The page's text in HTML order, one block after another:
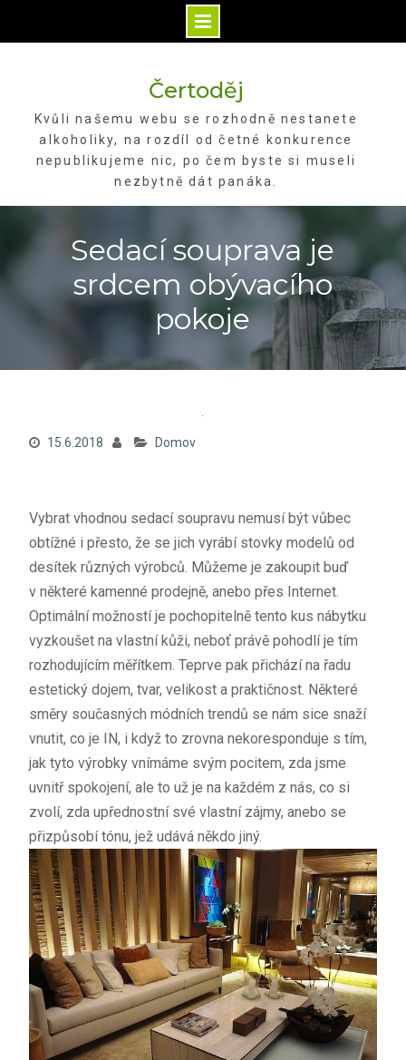
Čertoděj
Kvůli našemu webu se rozhodně nestanete
alkoholiky, na rozdíl od četné konkurence
nepublikujeme nic, po čem byste si museli
nezbytně dát panáka.
Sedací souprava je
srdcem obývacího
pokoje
15.6.2018 Domov
Vybrat vhodnou sedací soupravu nemusí být vůbec
obtížné i přesto, že se jich vyrábí stovky modelů od
desítek různých výrobců. Můžeme je zakoupit buď
v některé kamenné prodejně, anebo přes Internet.
Optimální možností je pochopitelně tento kus nábytku
vyzkoušet na vlastní kůži, neboť právě pohodlí je tím
rozhodujícím měřítkem. Teprve pak přichází na řadu
estetický dojem, tvar, velikost a praktičnost. Některé
směry současných módních trendů se nám sice snaží
vnutit, co je IN, i když to zrovna nekoresponduje s tím,
jak tyto výrobky vnímáme svým pocitem, zda jsme
uvnitř spokojení, ale to už je na každém z nás, co si
zvolí, zda upřednostní své vlastní zájmy, anebo se
přizpůsobí tónu, jež udává někdo jiný.